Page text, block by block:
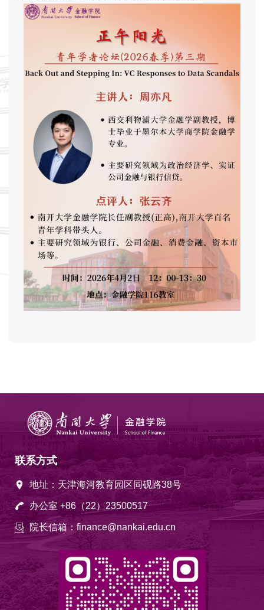
联系方式
地址：天津海河教育园区同砚路38号
办公室 +86（22）23500517
院长信箱：finance@nankai.edu.cn